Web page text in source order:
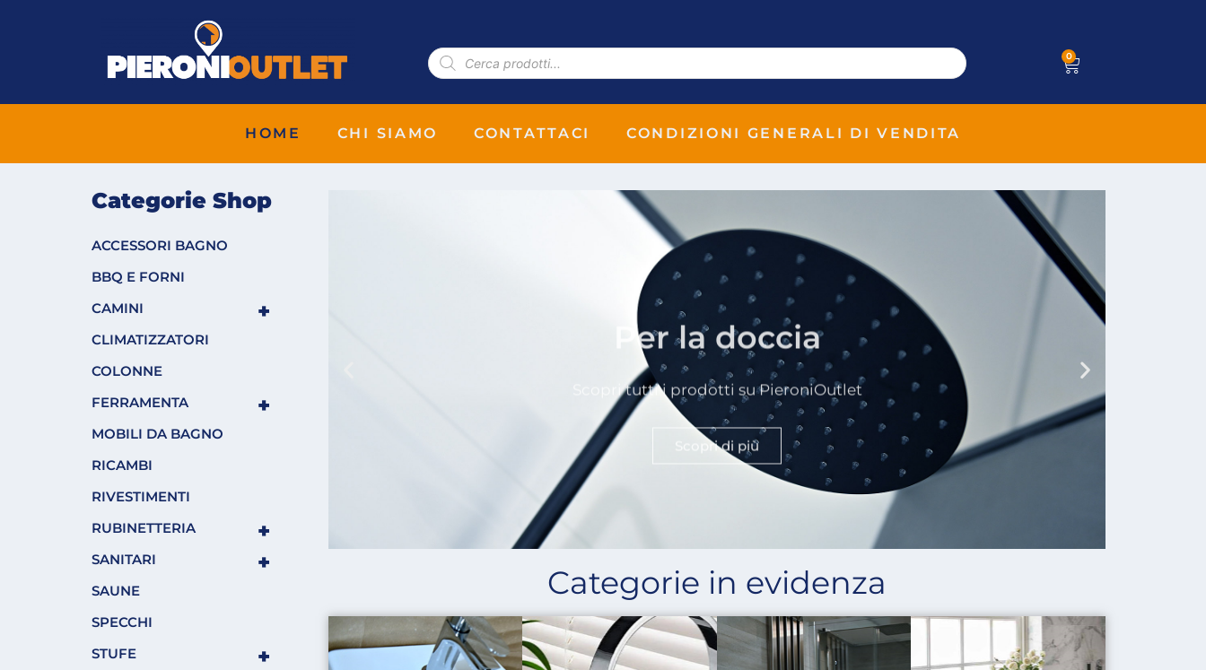
0
HOME CHI SIAMO CONTATTACI CONDIZIONI GENERALI DI VENDITA
Categorie Shop
ACCESSORI BAGNO
BBQ E FORNI
+
CAMINI
CLIMATIZZATORI
COLONNE
+
FERRAMENTA
MOBILI DA BAGNO
RICAMBI
RIVESTIMENTI
+
RUBINETTERIA
+
SANITARI
SAUNE
SPECCHI
+
STUFE
Per la doccia
Scopri tutti i prodotti su PieroniOutlet
Scopri di più
Categorie in evidenza